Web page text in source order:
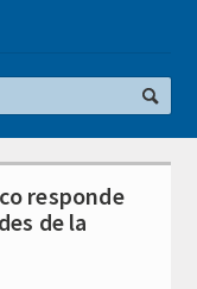
responde
de la